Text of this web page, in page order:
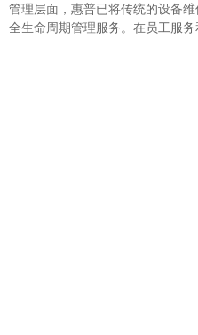
管理层面，惠普已将传统的设备
全生命周期管理服务。在员工服